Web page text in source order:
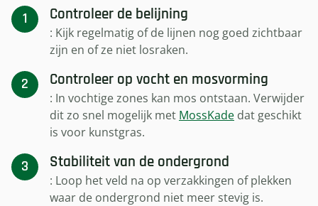
Controleer de belijning
: Kijk regelmatig of de lijnen nog goed zichtbaar
zijn en of ze niet losraken.
Controleer op vocht en mosvorming
: In vochtige zones kan mos ontstaan. Verwijder
dit zo snel mogelijk met MossKade dat geschikt
is voor kunstgras.
Stabiliteit van de ondergrond
: Loop het veld na op verzakkingen of plekken
waar de ondergrond niet meer stevig is.